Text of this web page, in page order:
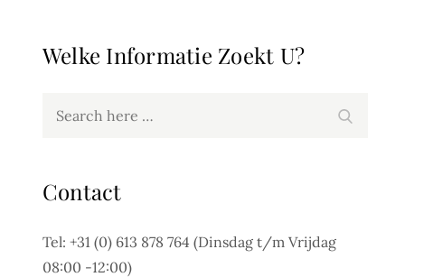
Welke Informatie Zoekt U?
Contact
Tel: +31 (0) 613 878 764 (Dinsdag t/m Vrijdag
08:00 -12:00)